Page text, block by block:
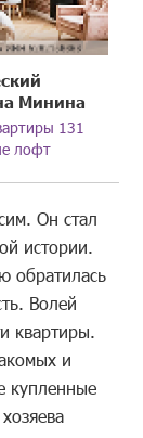
Минина
131
лофт
Он стал
истории.
обратилась
Волей
квартиры.
и
купленные